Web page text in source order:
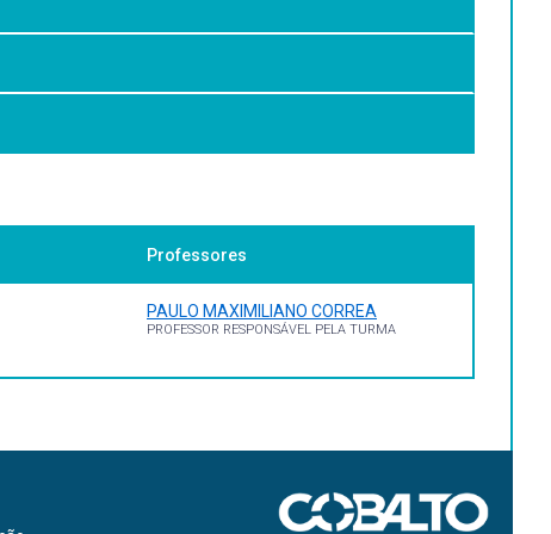
as bases dos futuros farmacêuticos para o exercício da
Professores
PAULO MAXIMILIANO CORREA
PROFESSOR RESPONSÁVEL PELA TURMA